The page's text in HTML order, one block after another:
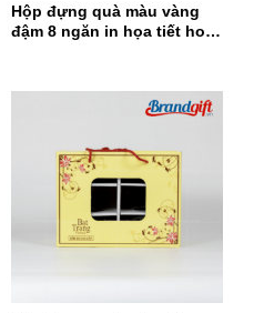
Hộp đựng quà màu vàng
đậm 8 ngăn in họa tiết hoa